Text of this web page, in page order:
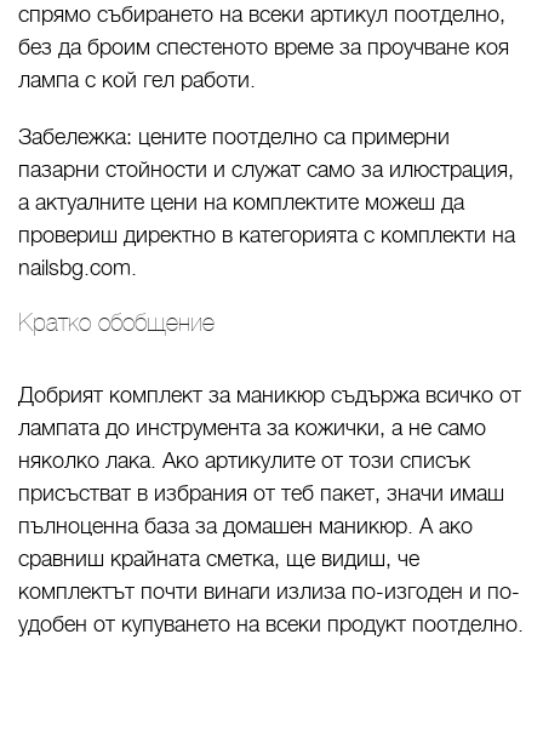
спрямо събирането на всеки артикул поотделно,
без да броим спестеното време за проучване коя
лампа с кой гел работи.
Забележка: цените поотделно са примерни
пазарни стойности и служат само за илюстрация,
а актуалните цени на комплектите можеш да
провериш директно в категорията с комплекти на
nailsbg.com.
Кратко обобщение
Добрият комплект за маникюр съдържа всичко от
лампата до инструмента за кожички, а не само
няколко лака. Ако артикулите от този списък
присъстват в избрания от теб пакет, значи имаш
пълноценна база за домашен маникюр. А ако
сравниш крайната сметка, ще видиш, че
комплектът почти винаги излиза по-изгоден и по-
удобен от купуването на всеки продукт поотделно.